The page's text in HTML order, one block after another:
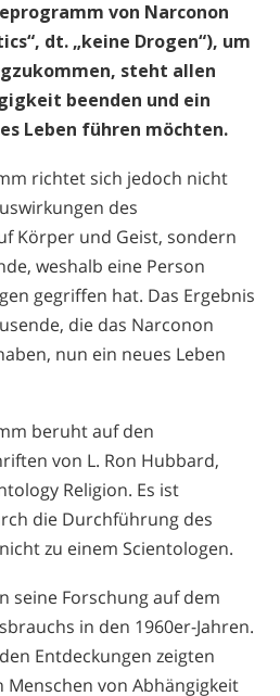
Kroatisch
Türkisch
von Narconon
dt. „keine Drogen“), um
steht allen
beenden und ein
Leben führen möchten.
richtet sich jedoch nicht
des
Körper und Geist, sondern
weshalb eine Person
gegriffen hat. Das Ergebnis
die das Narconon
nun ein neues Leben
beruht auf den
von L. Ron Hubbard,
Religion. Es ist
die Durchführung des
zu einem Scientologen.
seine Forschung auf dem
in den 1960er-Jahren.
Entdeckungen zeigten
Menschen von Abhängigkeit